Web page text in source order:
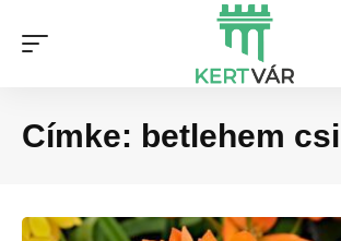
Címke: betlehem